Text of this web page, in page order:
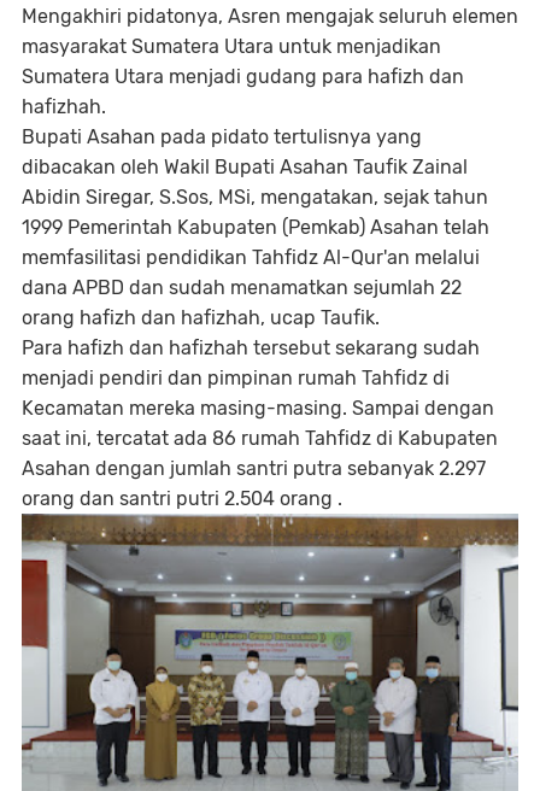
Mengakhiri pidatonya, Asren mengajak seluruh elemen
masyarakat Sumatera Utara untuk menjadikan
Sumatera Utara menjadi gudang para hafizh dan
hafizhah.
Bupati Asahan pada pidato tertulisnya yang
dibacakan oleh Wakil Bupati Asahan Taufik Zainal
Abidin Siregar, S.Sos, MSi, mengatakan, sejak tahun
1999 Pemerintah Kabupaten (Pemkab) Asahan telah
memfasilitasi pendidikan Tahfidz Al-Qur'an melalui
dana APBD dan sudah menamatkan sejumlah 22
orang hafizh dan hafizhah, ucap Taufik.
Para hafizh dan hafizhah tersebut sekarang sudah
menjadi pendiri dan pimpinan rumah Tahfidz di
Kecamatan mereka masing-masing. Sampai dengan
saat ini, tercatat ada 86 rumah Tahfidz di Kabupaten
Asahan dengan jumlah santri putra sebanyak 2.297
orang dan santri putri 2.504 orang .